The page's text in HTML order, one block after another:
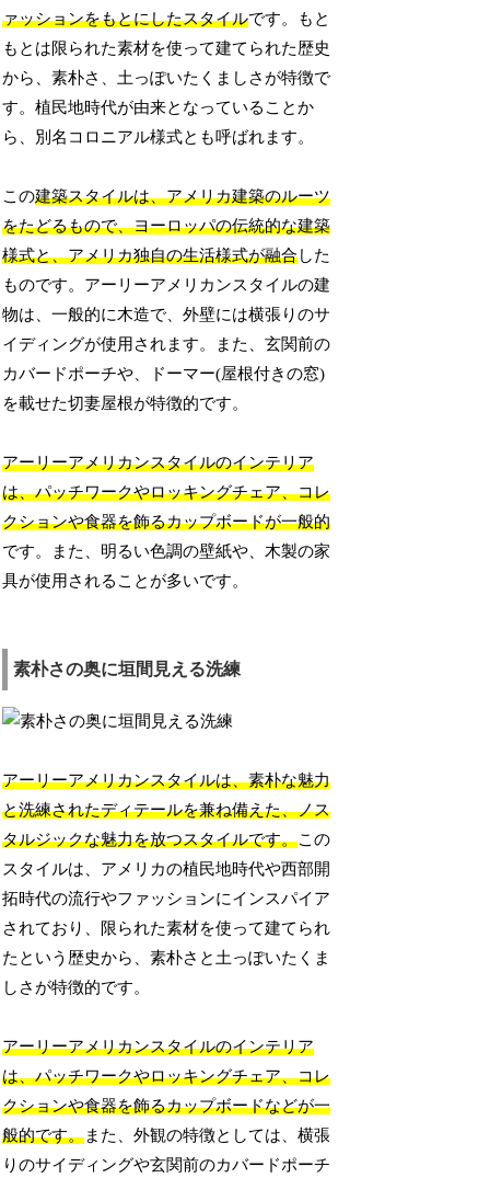
ァッションをもとにしたスタイルです。もと
もとは限られた素材を使って建てられた歴史
から、素朴さ、土っぽいたくましさが特徴で
す。植民地時代が由来となっていることか
ら、別名コロニアル様式とも呼ばれます。
この建築スタイルは、アメリカ建築のルーツ
をたどるもので、ヨーロッパの伝統的な建築
様式と、アメリカ独自の生活様式が融合した
ものです。アーリーアメリカンスタイルの建
物は、一般的に木造で、外壁には横張りのサ
イディングが使用されます。また、玄関前の
カバードポーチや、ドーマー(屋根付きの窓)
を載せた切妻屋根が特徴的です。
アーリーアメリカンスタイルのインテリア
は、パッチワークやロッキングチェア、コレ
クションや食器を飾るカップボードが一般的
です。また、明るい色調の壁紙や、木製の家
具が使用されることが多いです。
素朴さの奥に垣間見える洗練
アーリーアメリカンスタイルは、素朴な魅力
と洗練されたディテールを兼ね備えた、ノス
タルジックな魅力を放つスタイルです。この
スタイルは、アメリカの植民地時代や西部開
拓時代の流行やファッションにインスパイア
されており、限られた素材を使って建てられ
たという歴史から、素朴さと土っぽいたくま
しさが特徴的です。
アーリーアメリカンスタイルのインテリア
は、パッチワークやロッキングチェア、コレ
クションや食器を飾るカップボードなどが一
般的です。また、外観の特徴としては、横張
りのサイディングや玄関前のカバードポーチ